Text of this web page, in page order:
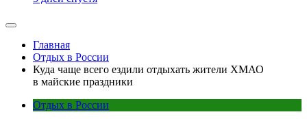
Главная
Отдых в России
Куда чаще всего ездили отдыхать жители ХМАО
в майские праздники
Отдых в России